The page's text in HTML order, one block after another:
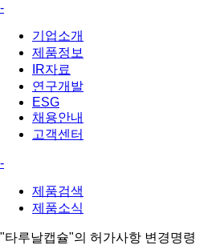
-
기업소개
제품정보
IR자료
연구개발
ESG
채용안내
고객센터
-
제품검색
제품소식
"타루날캡슐"의 허가사항 변경명령